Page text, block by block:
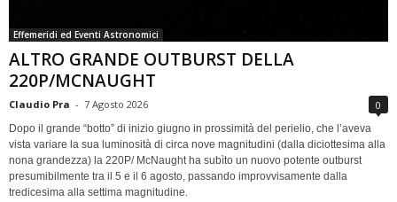
Effemeridi ed Eventi Astronomici
ALTRO GRANDE OUTBURST DELLA
220P/MCNAUGHT
Claudio Pra - 7 Agosto 2026 0
Dopo il grande “botto” di inizio giugno in prossimità del perielio, che l’aveva
vista variare la sua luminosità di circa nove magnitudini (dalla diciottesima alla
nona grandezza) la 220P/ McNaught ha subìto un nuovo potente outburst
presumibilmente tra il 5 e il 6 agosto, passando improvvisamente dalla
tredicesima alla settima magnitudine.